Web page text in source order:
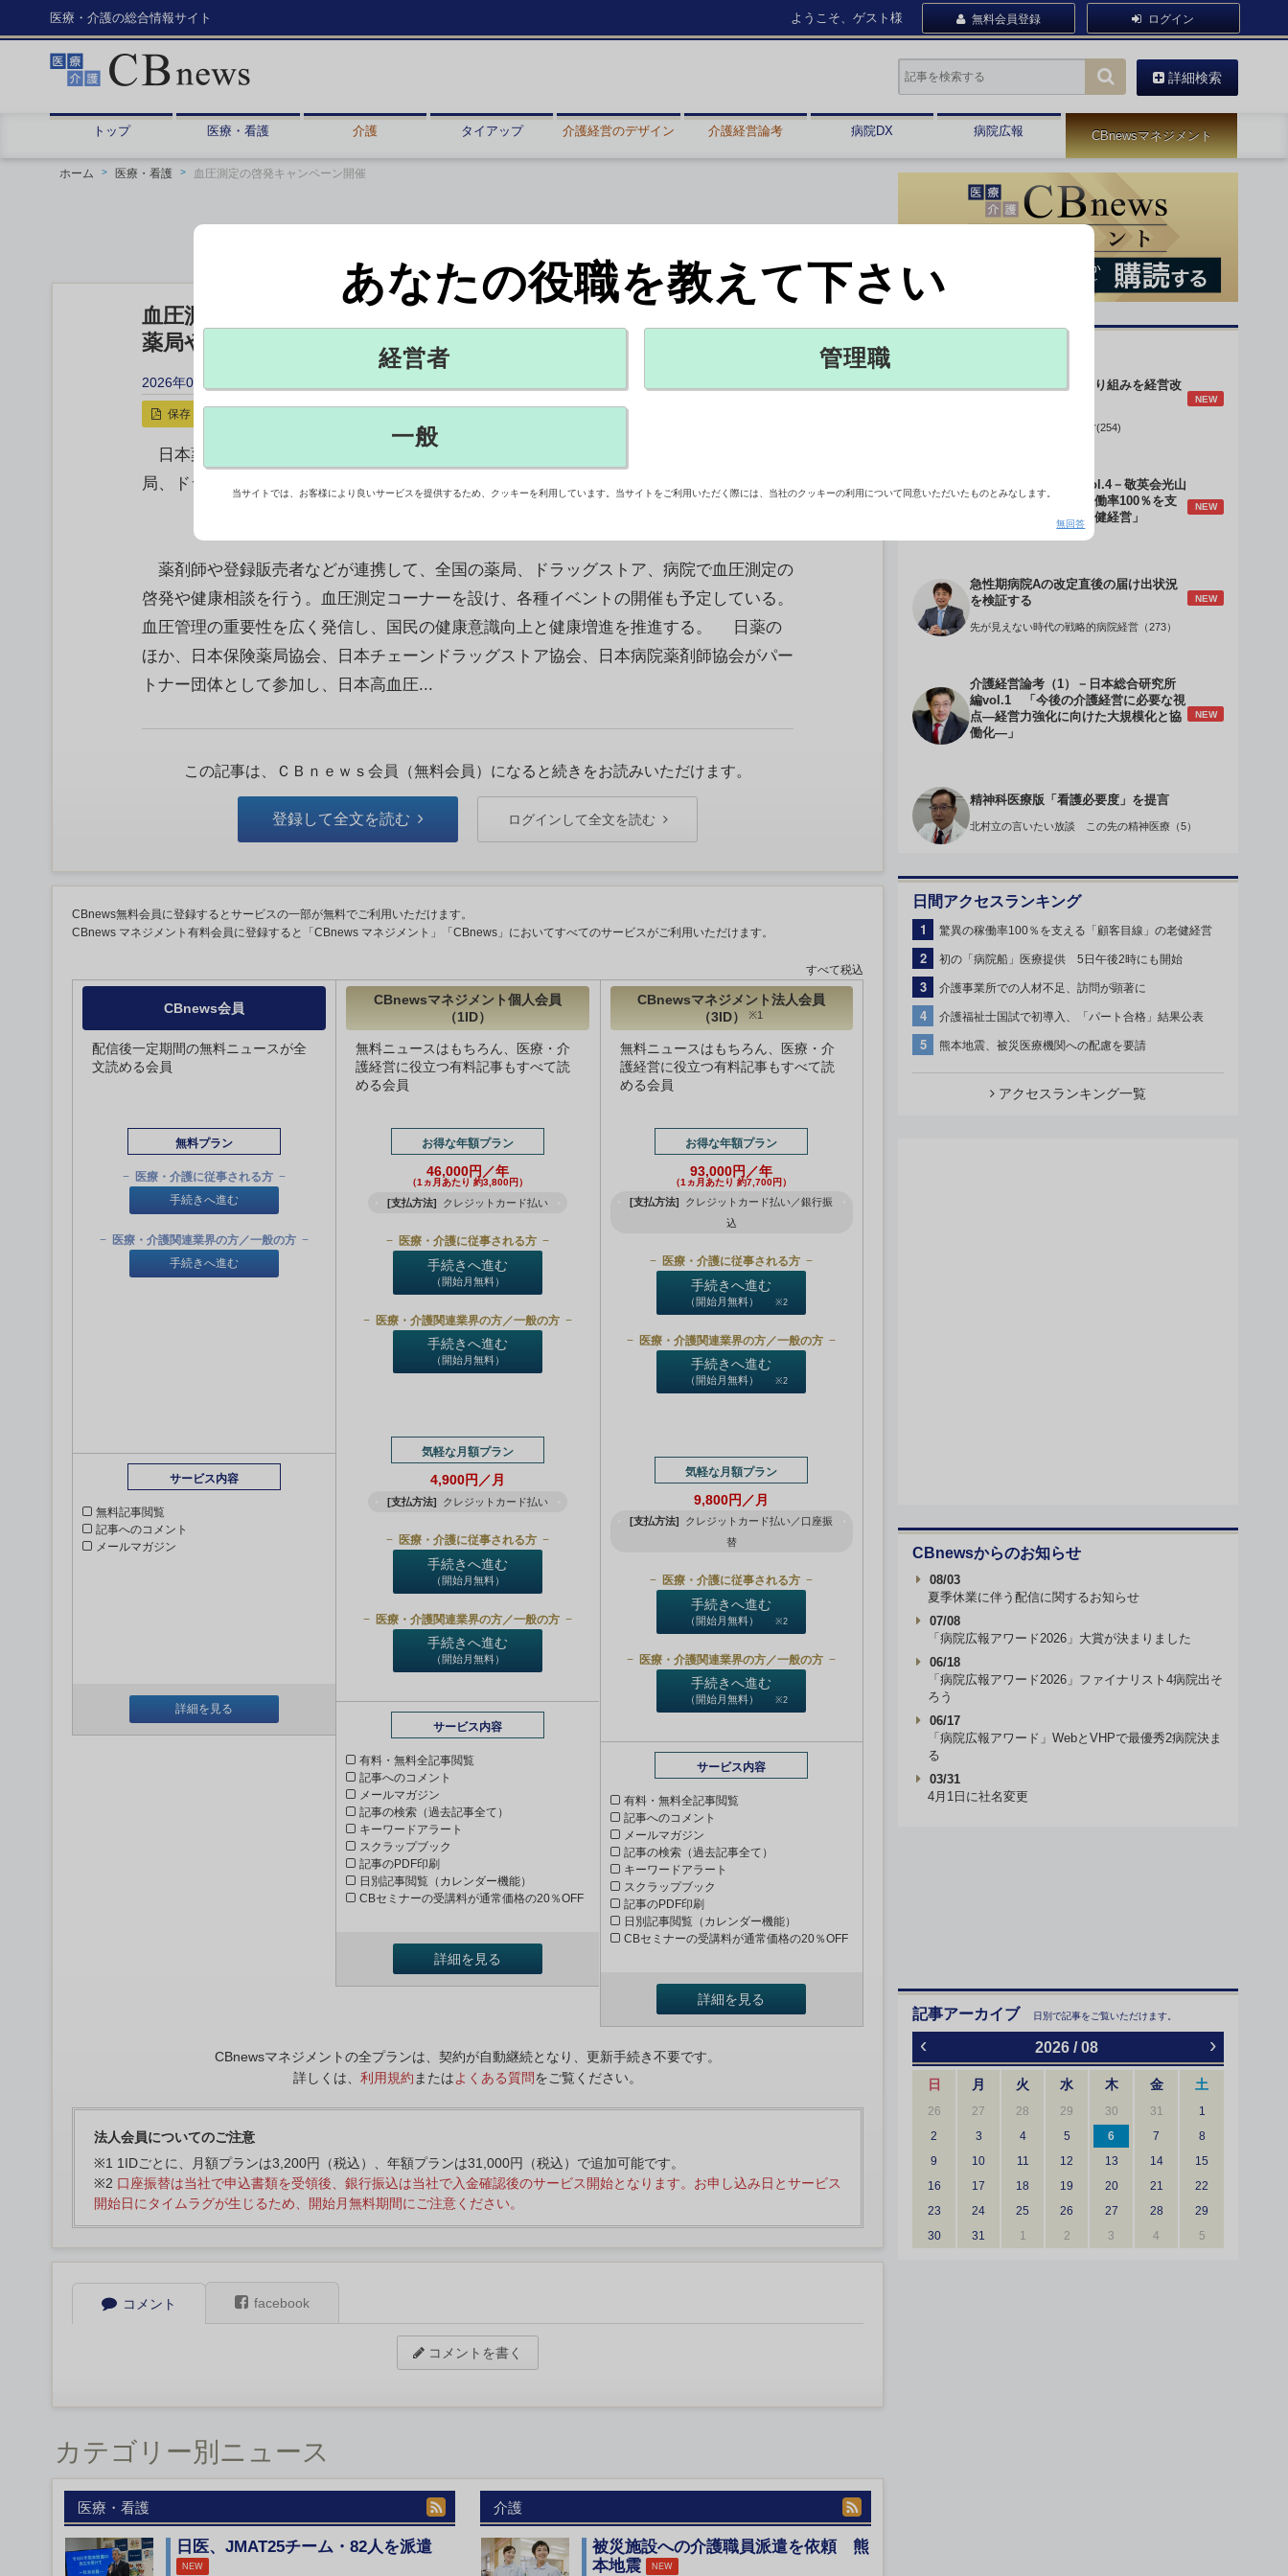
医療・介護の総合情報サイト ようこそ、ゲスト様 無料会員登録 ログイン
詳細検索
トップ 医療・看護 介護 タイアップ 介護経営のデザイン 介護経営論考 病院DX 病院広報 CBnewsマネジメント
ホーム 医療・看護 血圧測定の啓発キャンペーン開催
血圧測定の啓発キャンペーン開催
薬局や病院でイベントも 日薬など4団体
2026年05月28日 15:25
保存
日本薬剤師会など4団体は7月1日－8月31日、「健康ハートの日2026」の一環で、薬
局、ドラッグストア、病院で「血圧測ろうぜ！」と題した啓発活動を展開する。
薬剤師や登録販売者などが連携して、全国の薬局、ドラッグストア、病院で血圧測定の
啓発や健康相談を行う。血圧測定コーナーを設け、各種イベントの開催も予定している。
血圧管理の重要性を広く発信し、国民の健康意識向上と健康増進を推進する。 日薬の
ほか、日本保険薬局協会、日本チェーンドラッグストア協会、日本病院薬剤師協会がパー
トナー団体として参加し、日本高血圧...
この記事は、ＣＢｎｅｗｓ会員（無料会員）になると続きをお読みいただけます。
登録して全文を読む ログインして全文を読む
CBnews無料会員に登録するとサービスの一部が無料でご利用いただけます。
CBnews マネジメント有料会員に登録すると「CBnews マネジメント」「CBnews」においてすべてのサービスがご利用いただけます。
すべて税込
CBnews会員
配信後一定期間の無料ニュースが全
文読める会員
無料プラン
医療・介護に従事される方
手続きへ進む
医療・介護関連業界の方／一般の方
手続きへ進む
サービス内容
無料記事閲覧
記事へのコメント
メールマガジン
詳細を見る
CBnewsマネジメント個人会員
（1ID）
無料ニュースはもちろん、医療・介
護経営に役立つ有料記事もすべて読
める会員
お得な年額プラン
46,000円／年
（1ヵ月あたり 約3,800円）
[支払方法] クレジットカード払い
医療・介護に従事される方
手続きへ進む
（開始月無料）
医療・介護関連業界の方／一般の方
手続きへ進む
（開始月無料）
気軽な月額プラン
4,900円／月
[支払方法] クレジットカード払い
医療・介護に従事される方
手続きへ進む
（開始月無料）
医療・介護関連業界の方／一般の方
手続きへ進む
（開始月無料）
サービス内容
有料・無料全記事閲覧
記事へのコメント
メールマガジン
記事の検索（過去記事全て）
キーワードアラート
スクラップブック
記事のPDF印刷
日別記事閲覧（カレンダー機能）
CBセミナーの受講料が通常価格の20％OFF
詳細を見る
CBnewsマネジメント法人会員
（3ID）
※1
無料ニュースはもちろん、医療・介
護経営に役立つ有料記事もすべて読
める会員
お得な年額プラン
93,000円／年
（1ヵ月あたり 約7,700円）
[支払方法]
クレジットカード払い／銀行振
込
医療・介護に従事される方
手続きへ進む
（開始月無料） ※2
医療・介護関連業界の方／一般の方
手続きへ進む
（開始月無料） ※2
気軽な月額プラン
9,800円／月
[支払方法]
クレジットカード払い／口座振
替
医療・介護に従事される方
手続きへ進む
（開始月無料） ※2
医療・介護関連業界の方／一般の方
手続きへ進む
（開始月無料） ※2
サービス内容
有料・無料全記事閲覧
記事へのコメント
メールマガジン
記事の検索（過去記事全て）
キーワードアラート
スクラップブック
記事のPDF印刷
日別記事閲覧（カレンダー機能）
CBセミナーの受講料が通常価格の20％OFF
詳細を見る
CBnewsマネジメントの全プランは、契約が自動継続となり、更新手続き不要です。
詳しくは、 利用規約 またはよくある質問をご覧ください。
法人会員についてのご注意
※1 1IDごとに、月額プランは3,200円（税込）、年額プランは31,000円（税込）で追加可能です。
※2 口座振替は当社で申込書類を受領後、銀行振込は当社で入金確認後のサービス開始となります。お申し込み日とサービス
開始日にタイムラグが生じるため、開始月無料期間にご注意ください。
コメント facebook
コメントを書く
カテゴリー別ニュース
医療・看護
日医、JMAT25チーム・82人を派遣
NEW
介護
被災施設への介護職員派遣を依頼 熊
本地震
NEW
身体的拘束最小化の取り組みを経営改
NEW
データで読み解く病院経営(254)
介護経営のデザインVol.4－敬英会光山
誠理事長 「驚異の稼働率100％を支
える『顧客目線』の老健経営」
NEW
急性期病院Aの改定直後の届け出状況
を検証する
NEW
先が見えない時代の戦略的病院経営（273）
介護経営論考（1）－日本総合研究所
編vol.1 「今後の介護経営に必要な視
点―経営力強化に向けた大規模化と協
働化―」
NEW
精神科医療版「看護必要度」を提言
北村立の言いたい放談 この先の精神医療（5）
日間アクセスランキング
1 驚異の稼働率100％を支える「顧客目線」の老健経営
2 初の「病院船」医療提供 5日午後2時にも開始
3 介護事業所での人材不足、訪問が顕著に
4 介護福祉士国試で初導入、「パート合格」結果公表
5 熊本地震、被災医療機関への配慮を要請
アクセスランキング一覧
CBnewsからのお知らせ
08/03
夏季休業に伴う配信に関するお知らせ
07/08
「病院広報アワード2026」大賞が決まりました
06/18
「病院広報アワード2026」ファイナリスト4病院出そ
ろう
06/17
「病院広報アワード」WebとVHPで最優秀2病院決ま
る
03/31
4月1日に社名変更
記事アーカイブ 日別で記事をご覧いただけます。
‹ 2026 / 08 ›
日 月 火 水 木 金 土
26 27 28 29 30 31
1
2
3 4 5 6 7
8
9
10 11 12 13 14
15
16
17 18 19 20 21
22
23
24 25 26 27 28
29
30
31 1 2 3 4 5
あなたの役職を教えて下さい
経営者 管理職
一般
当サイトでは、お客様により良いサービスを提供するため、クッキーを利用しています。当サイトをご利用いただく際には、当社のクッキーの利用について同意いただいたものとみなします。
無回答